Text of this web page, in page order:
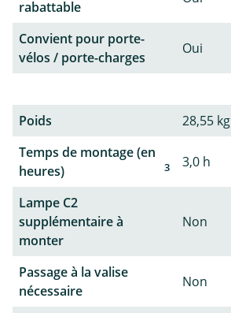
rabattable
Convient pour porte-
vélos / porte-charges
Oui
Poids
28,55 kg
Temps de montage (en
heures)
3 3,0 h
Lampe C2
supplémentaire à
monter
Non
Passage à la valise
nécessaire
Non